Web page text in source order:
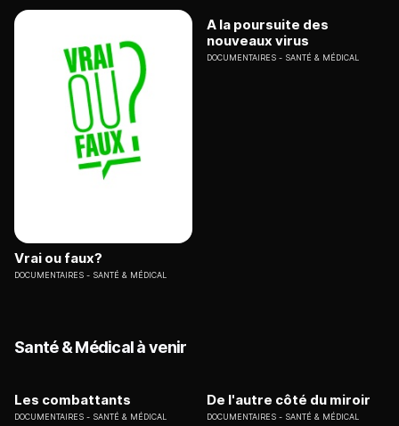
Vrai ou faux?
DOCUMENTAIRES SANTÉ & MÉDICAL
A la poursuite des
nouveaux virus
DOCUMENTAIRES SANTÉ & MÉDICAL
Santé & Médical à venir
Les combattants
DOCUMENTAIRES SANTÉ & MÉDICAL
De l'autre côté du miroir
DOCUMENTAIRES SANTÉ & MÉDICAL